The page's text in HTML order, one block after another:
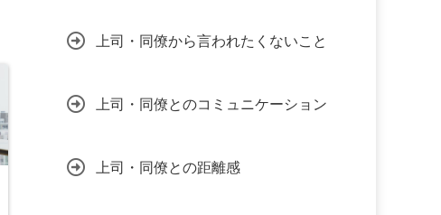
上司・同僚から言われたくないこと
上司・同僚とのコミュニケーション
上司・同僚との距離感